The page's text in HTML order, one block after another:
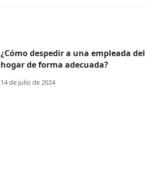
¿Cómo despedir a una empleada del
hogar de forma adecuada?
14 de julio de 2024